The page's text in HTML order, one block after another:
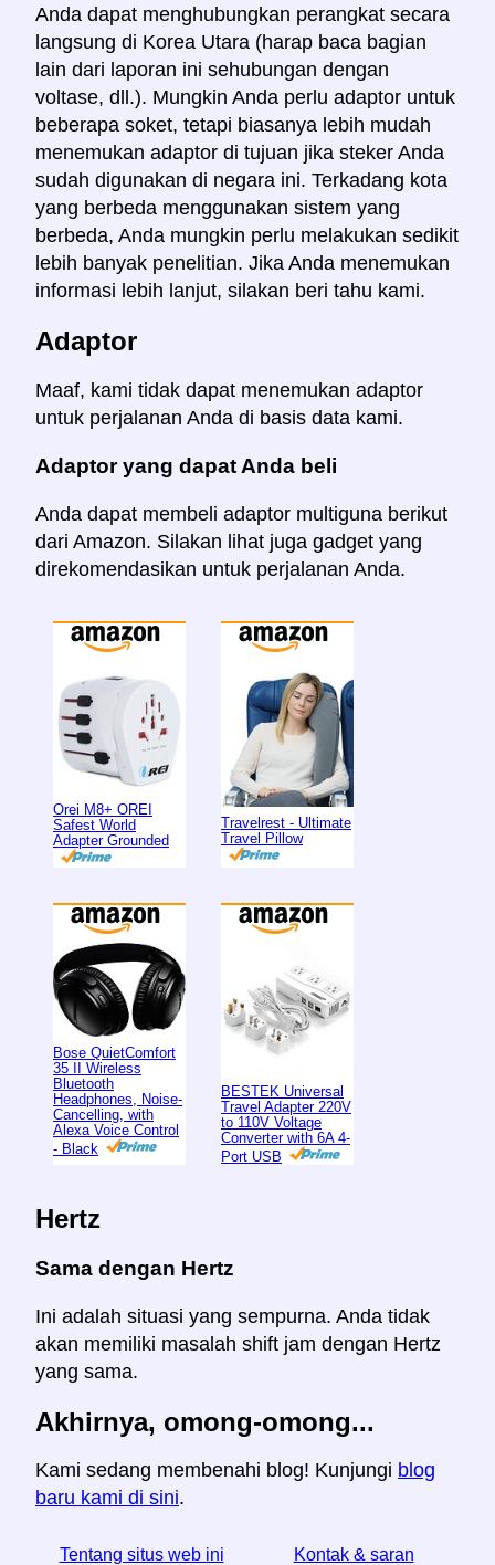
Anda dapat menghubungkan perangkat secara
langsung di Korea Utara (harap baca bagian
lain dari laporan ini sehubungan dengan
voltase, dll.). Mungkin Anda perlu adaptor untuk
beberapa soket, tetapi biasanya lebih mudah
menemukan adaptor di tujuan jika steker Anda
sudah digunakan di negara ini. Terkadang kota
yang berbeda menggunakan sistem yang
berbeda, Anda mungkin perlu melakukan sedikit
lebih banyak penelitian. Jika Anda menemukan
informasi lebih lanjut, silakan beri tahu kami.
Adaptor
Maaf, kami tidak dapat menemukan adaptor
untuk perjalanan Anda di basis data kami.
Adaptor yang dapat Anda beli
Anda dapat membeli adaptor multiguna berikut
dari Amazon. Silakan lihat juga gadget yang
direkomendasikan untuk perjalanan Anda.
Orei M8+ OREI
Safest World
Adapter Grounded
Travelrest - Ultimate
Travel Pillow
Bose QuietComfort
35 II Wireless
Bluetooth
Headphones, Noise-
Cancelling, with
Alexa Voice Control
- Black
BESTEK Universal
Travel Adapter 220V
to 110V Voltage
Converter with 6A 4-
Port USB
Hertz
Sama dengan Hertz
Ini adalah situasi yang sempurna. Anda tidak
akan memiliki masalah shift jam dengan Hertz
yang sama.
Akhirnya, omong-omong...
Kami sedang membenahi blog! Kunjungi blog
baru kami di sini.
Tentang situs web ini Kontak & saran